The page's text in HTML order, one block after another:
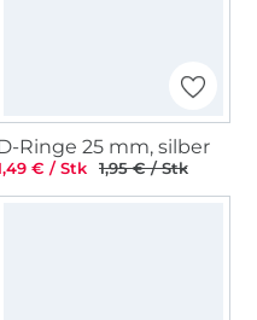
Ringe 25 mm, silber
€ / Stk 1,95 € / Stk